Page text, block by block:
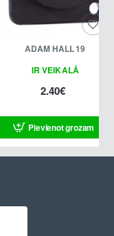
IR VEIKALĀ
ADAM HALL 19
2.40€
Pievienot grozam